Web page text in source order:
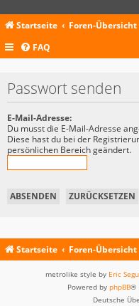
Startseite Foren-Übersicht
FAQ
Passwort senden
E-Mail-Adresse:
Du musst die E-Mail-Adresse
Diese hast du bei der
persönlichen Bereich geändert.
Startseite Foren-Übersicht
metrolike style by Eric
Powered by phpBB®
Deutsche